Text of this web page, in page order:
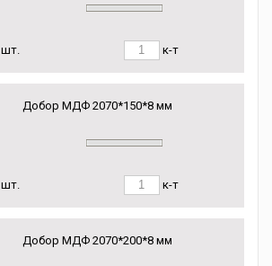
шт. к-т
Добор МДФ 2070*150*8 мм
шт. к-т
Добор МДФ 2070*200*8 мм